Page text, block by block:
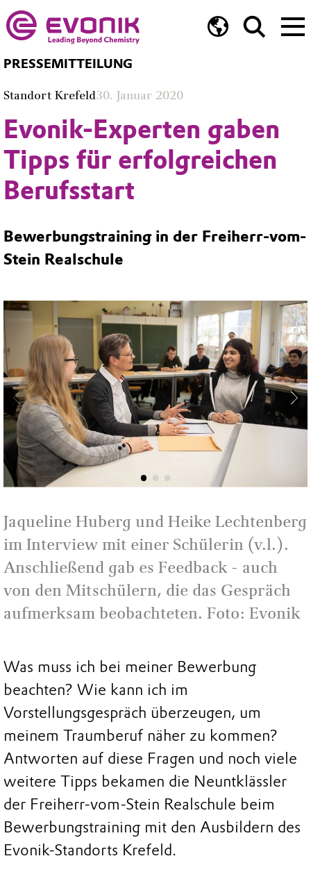
PRESSEMITTEILUNG
Standort Krefeld30. Januar 2020
Evonik-Experten gaben
Tipps für erfolgreichen
Berufsstart
Bewerbungstraining in der Freiherr-vom-
Stein Realschule
Jaqueline Huberg und Heike Lechtenberg
im Interview mit einer Schülerin (v.l.).
Anschließend gab es Feedback - auch
von den Mitschülern, die das Gespräch
aufmerksam beobachteten. Foto: Evonik
Was muss ich bei meiner Bewerbung
beachten? Wie kann ich im
Vorstellungsgespräch überzeugen, um
meinem Traumberuf näher zu kommen?
Antworten auf diese Fragen und noch viele
weitere Tipps bekamen die Neuntklässler
der Freiherr-vom-Stein Realschule beim
Bewerbungstraining mit den Ausbildern des
Evonik-Standorts Krefeld.